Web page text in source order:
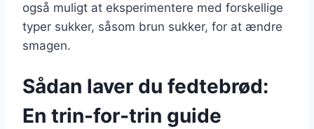
også muligt at eksperimentere med forskellige
typer sukker, såsom brun sukker, for at ændre
smagen.
Sådan laver du fedtebrød:
En trin-for-trin guide